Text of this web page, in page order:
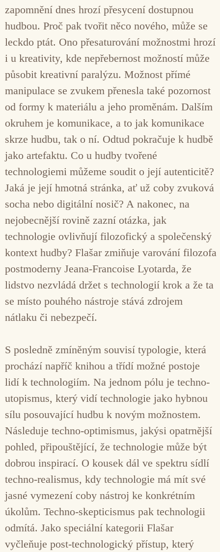
zapomnění dnes hrozí přesycení dostupnou
hudbou. Proč pak tvořit něco nového, může se
leckdo ptát. Ono přesaturování možnostmi hrozí
i u kreativity, kde nepřebernost možností může
působit kreativní paralýzu. Možnost přímé
manipulace se zvukem přenesla také pozornost
od formy k materiálu a jeho proměnám. Dalším
okruhem je komunikace, a to jak komunikace
skrze hudbu, tak o ní. Odtud pokračuje k hudbě
jako artefaktu. Co u hudby tvořené
technologiemi můžeme soudit o její autenticitě?
Jaká je její hmotná stránka, ať už coby zvuková
socha nebo digitální nosič? A nakonec, na
nejobecnější rovině zazní otázka, jak
technologie ovlivňují filozofický a společenský
kontext hudby? Flašar zmiňuje varování filozofa
postmoderny Jeana-Francoise Lyotarda, že
lidstvo nezvládá držet s technologií krok a že ta
se místo pouhého nástroje stává zdrojem
nátlaku či nebezpečí.
S posledně zmíněným souvisí typologie, která
prochází napříč knihou a třídí možné postoje
lidí k technologiím. Na jednom pólu je techno-
utopismus, který vidí technologie jako hybnou
sílu posouvající hudbu k novým možnostem.
Následuje techno-optimismus, jakýsi opatrnější
pohled, připouštějící, že technologie může být
dobrou inspirací. O kousek dál ve spektru sídlí
techno-realismus, kdy technologie má mít své
jasné vymezení coby nástroj ke konkrétním
úkolům. Techno-skepticismus pak technologii
odmítá. Jako speciální kategorii Flašar
vyčleňuje post-technologický přístup, který